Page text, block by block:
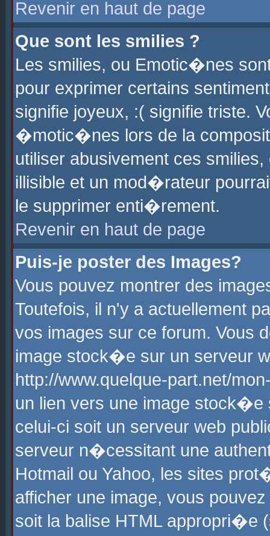
Revenir en haut de page
Que sont les smilies ?
Les smilies, ou Emotic�nes
pour exprimer certains
signifie joyeux, :( signifie triste.
�motic�nes lors de la
utiliser abusivement ces
illisible et un mod�rateur
le supprimer enti�rement.
Revenir en haut de page
Puis-je poster des Images?
Vous pouvez montrer des
Toutefois, il n'y a actuellement
vos images sur ce forum. Vous
image stock�e sur un serveur
http://www.quelque-part.net/
un lien vers une image
celui-ci soit un serveur web
serveur n�cessitant une
Hotmail ou Yahoo, les sites
afficher une image, vous
soit la balise HTML